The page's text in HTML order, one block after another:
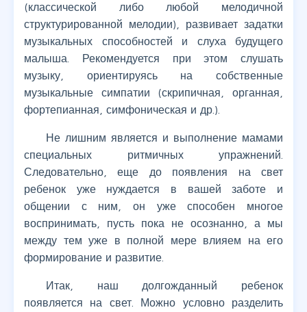
(классической либо любой мелодичной
структурированной мелодии), развивает задатки
музыкальных способностей и слуха будущего
малыша. Рекомендуется при этом слушать
музыку, ориентируясь на собственные
музыкальные симпатии (скрипичная, органная,
фортепианная, симфоническая и др.).
Не лишним является и выполнение мамами
специальных ритмичных упражнений.
Следовательно, еще до появления на свет
ребенок уже нуждается в вашей заботе и
общении с ним, он уже способен многое
воспринимать, пусть пока не осознанно, а мы
между тем уже в полной мере влияем на его
формирование и развитие.
Итак, наш долгожданный ребенок
появляется на свет. Можно условно разделить